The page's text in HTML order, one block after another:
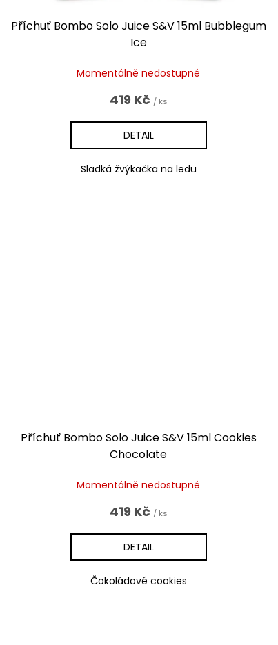
Příchuť Bombo Solo Juice S&V 15ml Bubblegum
Ice
Momentálně nedostupné
419 Kč / ks
DETAIL
Sladká žvýkačka na ledu
Příchuť Bombo Solo Juice S&V 15ml Cookies
Chocolate
Momentálně nedostupné
419 Kč / ks
DETAIL
Čokoládové cookies